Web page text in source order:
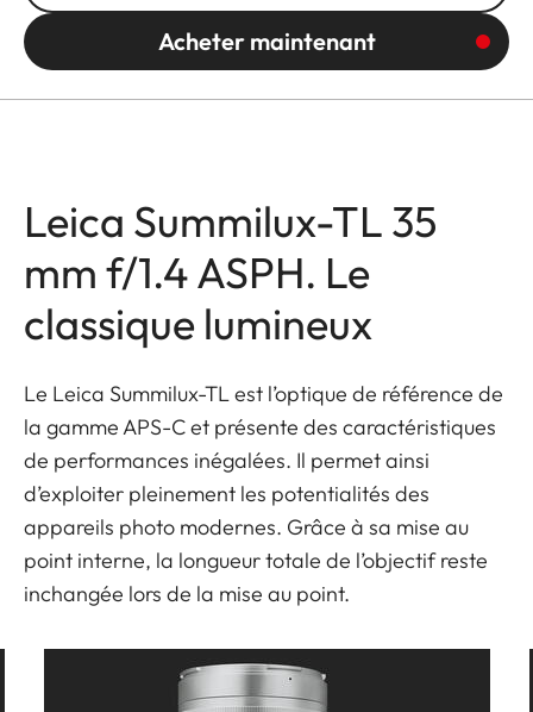
Acheter maintenant
Leica Summilux-TL 35
mm f/1.4 ASPH. Le
classique lumineux
Le Leica Summilux-TL est l’optique de référence de
la gamme APS-C et présente des caractéristiques
de performances inégalées. Il permet ainsi
d’exploiter pleinement les potentialités des
appareils photo modernes. Grâce à sa mise au
point interne, la longueur totale de l’objectif reste
inchangée lors de la mise au point.